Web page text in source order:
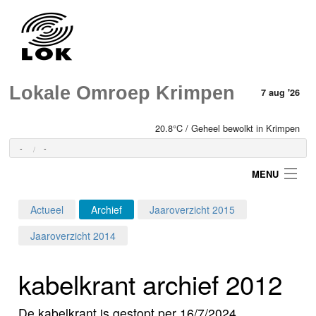
Lokale Omroep Krimpen 7 aug '26
20.8°C / Geheel bewolkt in Krimpen
- -
MENU
Programma's
Actueel Archief
Jaaroverzicht 2015
Jaaroverzicht 2014
kabelkrant archief 2012